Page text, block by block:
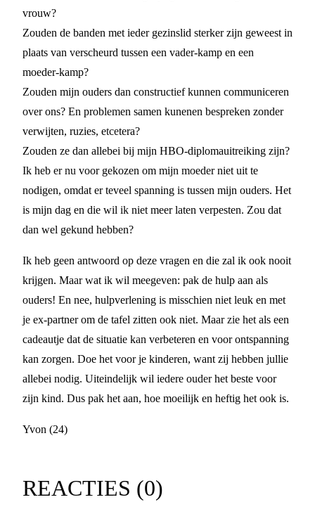
vrouw?
Zouden de banden met ieder gezinslid sterker zijn geweest in
plaats van verscheurd tussen een vader-kamp en een
moeder-kamp?
Zouden mijn ouders dan constructief kunnen communiceren
over ons? En problemen samen kunenen bespreken zonder
verwijten, ruzies, etcetera?
Zouden ze dan allebei bij mijn HBO-diplomauitreiking zijn?
Ik heb er nu voor gekozen om mijn moeder niet uit te
nodigen, omdat er teveel spanning is tussen mijn ouders. Het
is mijn dag en die wil ik niet meer laten verpesten. Zou dat
dan wel gekund hebben?
Ik heb geen antwoord op deze vragen en die zal ik ook nooit
krijgen. Maar wat ik wil meegeven: pak de hulp aan als
ouders! En nee, hulpverlening is misschien niet leuk en met
je ex-partner om de tafel zitten ook niet. Maar zie het als een
cadeautje dat de situatie kan verbeteren en voor ontspanning
kan zorgen. Doe het voor je kinderen, want zij hebben jullie
allebei nodig. Uiteindelijk wil iedere ouder het beste voor
zijn kind. Dus pak het aan, hoe moeilijk en heftig het ook is.
Yvon (24)
REACTIES (0)